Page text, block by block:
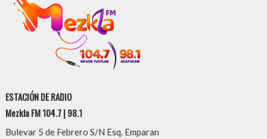
ESTACIÓN DE RADIO
Mezkla FM 104.7 | 98.1
Bulevar 5 de Febrero S/N Esq. Emparan